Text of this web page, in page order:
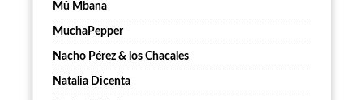
Mû Mbana
MuchaPepper
Nacho Pérez & los Chacales
Natalia Dicenta